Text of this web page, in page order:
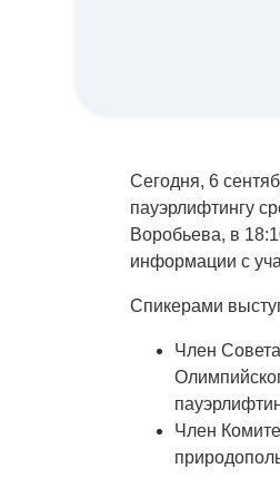
Сегодня, 6
пауэрлифтингу
Воробьева, в
информации с
Спикерами
Член
Член